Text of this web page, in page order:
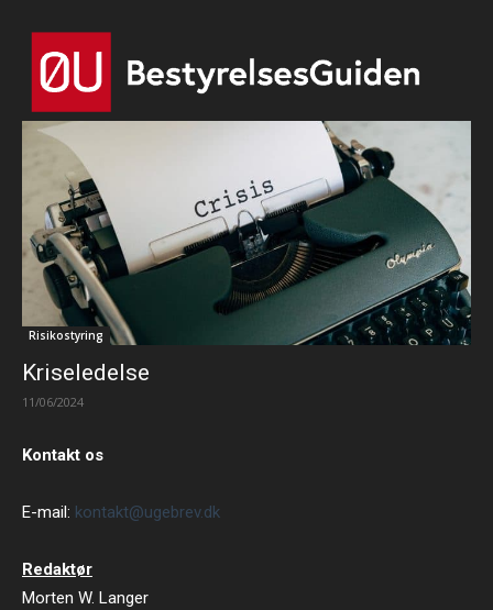
Risikostyring
Kriseledelse
11/06/2024
Kontakt os
E-mail: kontakt@ugebrev.dk
Redaktør
Morten W. Langer